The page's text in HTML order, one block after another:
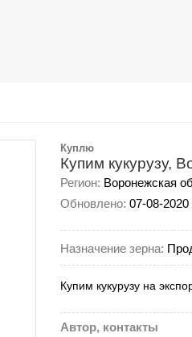
Куплю
Купим кукурузу,
Регион: Воронежская
Обновлено: 07-08-2020
Назначение зерна:
Купим кукурузу на
Автор, контакты